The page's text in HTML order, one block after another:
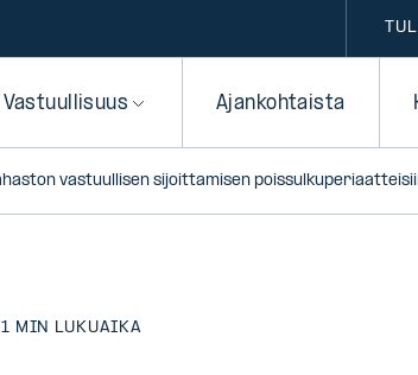
Vastuullisuus Ajankohtaista
vastuullisen sijoittamisen
1 MIN LUKUAIKA